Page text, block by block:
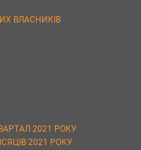
ВЛАСНИКІВ
2021 РОКУ
2021 РОКУ